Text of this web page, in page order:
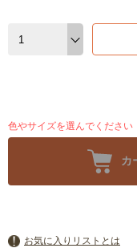
色やサイズを選んでください
カ
お気に入りリストとは